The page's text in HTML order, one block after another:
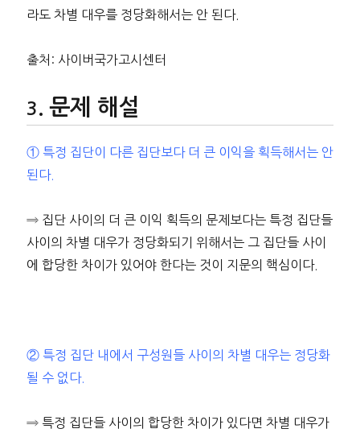
라도 차별 대우를 정당화해서는 안 된다.
출처: 사이버국가고시센터
문제 해설
① 특정 집단이 다른 집단보다 더 큰 이익을 획득해서는 안
된다.
⇒ 집단 사이의 더 큰 이익 획득의 문제보다는 특정 집단들
사이의 차별 대우가 정당화되기 위해서는 그 집단들 사이
에 합당한 차이가 있어야 한다는 것이 지문의 핵심이다.
② 특정 집단 내에서 구성원들 사이의 차별 대우는 정당화
될 수 없다.
⇒ 특정 집단들 사이의 합당한 차이가 있다면 차별 대우가